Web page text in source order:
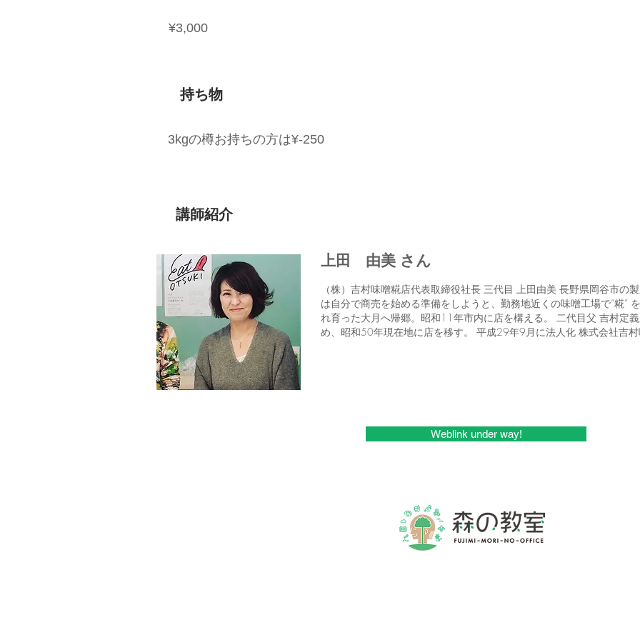
¥3,000
持ち物
3kgの樽お持ちの方は¥-250
​講師紹介
上田 由美 さん
（株）吉村味噌糀店代表取締役社長 三代目 上田由美 長野県岡谷市の
は自分で商売を始める準備をしようと、勤務地近くの味噌工場で“糀”
れ育った大月へ帰郷。昭和11年市内に店を構える。 二代目父 吉村定
め、昭和50年現在地に店を移す。 平成29年9月に法人化 株式会社吉村
Weblink under way!